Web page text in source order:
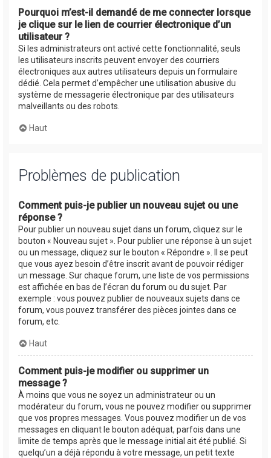
Pourquoi m’est-il demandé de me connecter lorsque
je clique sur le lien de courrier électronique d’un
utilisateur ?
Si les administrateurs ont activé cette fonctionnalité, seuls
les utilisateurs inscrits peuvent envoyer des courriers
électroniques aux autres utilisateurs depuis un formulaire
dédié. Cela permet d’empêcher une utilisation abusive du
système de messagerie électronique par des utilisateurs
malveillants ou des robots.
Haut
Problèmes de publication
Comment puis-je publier un nouveau sujet ou une
réponse ?
Pour publier un nouveau sujet dans un forum, cliquez sur le
bouton « Nouveau sujet ». Pour publier une réponse à un sujet
ou un message, cliquez sur le bouton « Répondre ». Il se peut
que vous ayez besoin d’être inscrit avant de pouvoir rédiger
un message. Sur chaque forum, une liste de vos permissions
est affichée en bas de l’écran du forum ou du sujet. Par
exemple : vous pouvez publier de nouveaux sujets dans ce
forum, vous pouvez transférer des pièces jointes dans ce
forum, etc.
Haut
Comment puis-je modifier ou supprimer un
message ?
À moins que vous ne soyez un administrateur ou un
modérateur du forum, vous ne pouvez modifier ou supprimer
que vos propres messages. Vous pouvez modifier un de vos
messages en cliquant le bouton adéquat, parfois dans une
limite de temps après que le message initial ait été publié. Si
quelqu’un a déjà répondu à votre message, un petit texte